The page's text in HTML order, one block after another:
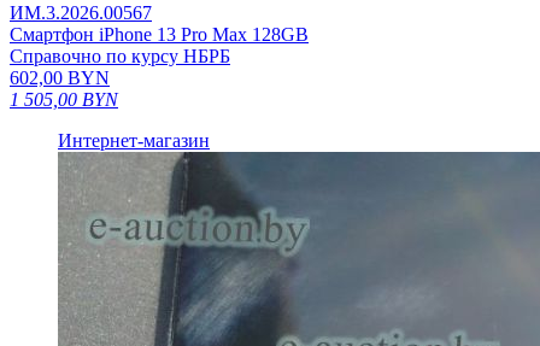
ИМ.3.2026.00567
Смартфон iPhone 13 Pro Max 128GB
Справочно по курсу НБРБ
602,00 BYN
1 505,00 BYN
Интернет-магазин